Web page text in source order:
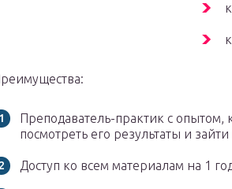
Преподаватель-практик с
посмотреть его результаты и
Доступ ко всем материалам на 1